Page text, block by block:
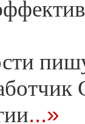
...»